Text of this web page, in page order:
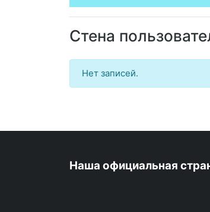
Стена
Нет записей.
Наша официальная